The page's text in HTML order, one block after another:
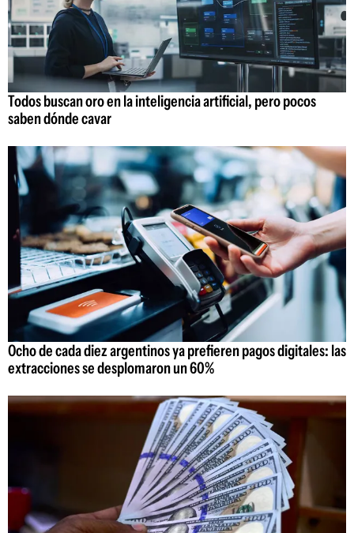
Todos buscan oro en la inteligencia artificial, pero pocos
saben dónde cavar
Ocho de cada diez argentinos ya prefieren pagos digitales: las
extracciones se desplomaron un 60%